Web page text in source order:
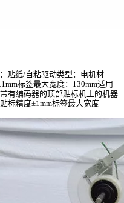
贴纸/自粘驱动类型：电机材
标签最大宽度：130mm适用
有编码器的顶部贴标机上的机器
标精度±1mm标签最大宽度